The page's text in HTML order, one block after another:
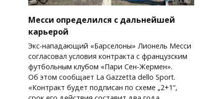
Месси определился с дальнейшей
карьерой
Экс-нападающий «Барселоны» Лионель Месси
согласовал условия контракта с французским
футбольным клубом «Пари Сен-Жермен».
Об этом сообщает La Gazzetta dello Sport.
«Контракт будет подписан по схеме „2+1“,